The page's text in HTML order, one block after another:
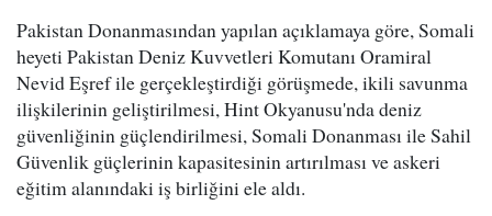
Pakistan Donanmasından yapılan açıklamaya göre, Somali
heyeti Pakistan Deniz Kuvvetleri Komutanı Oramiral
Nevid Eşref ile gerçekleştirdiği görüşmede, ikili savunma
ilişkilerinin geliştirilmesi, Hint Okyanusu'nda deniz
güvenliğinin güçlendirilmesi, Somali Donanması ile Sahil
Güvenlik güçlerinin kapasitesinin artırılması ve askeri
eğitim alanındaki iş birliğini ele aldı.